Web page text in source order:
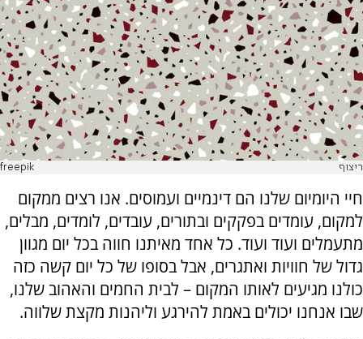
ריצוף freepik
חיי היומיום שלנו הם דינמיים ועמוסים. אנו רצים ממקום
למקום, עומדים בפקקים ובתורים, עובדים, לומדים, מבלים,
מתעמלים ועוד ועוד. כל אחד מאיתנו חווה בכל יום מגוון
גדול של חוויות ואתגרים, אבל בסופו של כל יום קשה כזה
כולנו מגיעים לאותו המקום – לבית החמים והאהוב שלנו,
שבו אנחנו יכולים באמת להירגע וליהנות מקצת שלווה.